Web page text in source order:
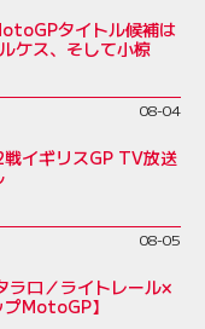
タイトル候補は
ケス、そして小椋
08-04
イギリスGP TV放送
08-05
ラロ／ライトレール×
MotoGP】